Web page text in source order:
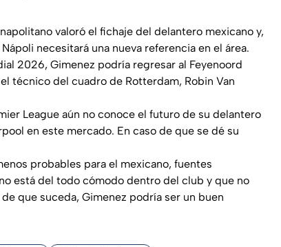
valoró el fichaje del delantero mexicano y,
necesitará una nueva referencia en el área.
2026, Gimenez podría regresar al Feyenoord
técnico del cuadro de Rotterdam, Robin Van
League aún no conoce el futuro de su delantero
en este mercado. En caso de que se dé su
probables para el mexicano, fuentes
está del todo cómodo dentro del club y que no
que suceda, Gimenez podría ser un buen